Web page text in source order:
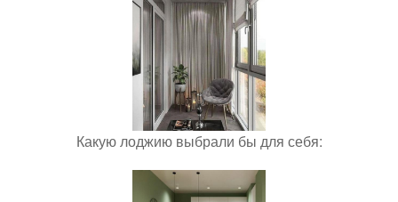
Какую лоджию выбрали бы для себя: